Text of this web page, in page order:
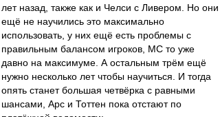
лет назад, также как и Челси с Ливером. Но они
ещё не научились это максимально
использовать, у них ещё есть проблемы с
правильным балансом игроков, МС то уже
давно на максимуме. А остальным трём ещё
нужно несколько лет чтобы научиться. И тогда
опять станет большая четвёрка с равными
шансами, Арс и Тоттен пока отстают по